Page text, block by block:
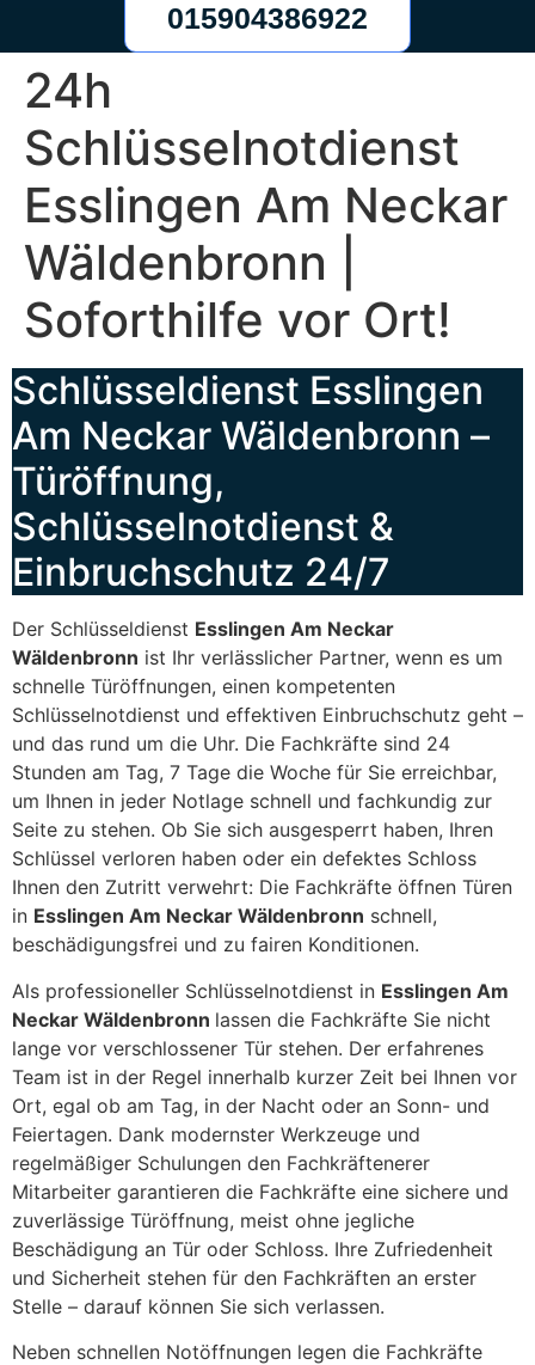
015904386922
24h
Schlüsselnotdienst
Esslingen Am Neckar
Wäldenbronn |
Soforthilfe vor Ort!
Schlüsseldienst Esslingen
Am Neckar Wäldenbronn –
Türöffnung,
Schlüsselnotdienst &
Einbruchschutz 24/7
Der Schlüsseldienst Esslingen Am Neckar
Wäldenbronn ist Ihr verlässlicher Partner, wenn es um
schnelle Türöffnungen, einen kompetenten
Schlüsselnotdienst und effektiven Einbruchschutz geht –
und das rund um die Uhr. Die Fachkräfte sind 24
Stunden am Tag, 7 Tage die Woche für Sie erreichbar,
um Ihnen in jeder Notlage schnell und fachkundig zur
Seite zu stehen. Ob Sie sich ausgesperrt haben, Ihren
Schlüssel verloren haben oder ein defektes Schloss
Ihnen den Zutritt verwehrt: Die Fachkräfte öffnen Türen
in Esslingen Am Neckar Wäldenbronn schnell,
beschädigungsfrei und zu fairen Konditionen.
Als professioneller Schlüsselnotdienst in Esslingen Am
Neckar Wäldenbronn lassen die Fachkräfte Sie nicht
lange vor verschlossener Tür stehen. Der erfahrenes
Team ist in der Regel innerhalb kurzer Zeit bei Ihnen vor
Ort, egal ob am Tag, in der Nacht oder an Sonn- und
Feiertagen. Dank modernster Werkzeuge und
regelmäßiger Schulungen den Fachkräftenerer
Mitarbeiter garantieren die Fachkräfte eine sichere und
zuverlässige Türöffnung, meist ohne jegliche
Beschädigung an Tür oder Schloss. Ihre Zufriedenheit
und Sicherheit stehen für den Fachkräften an erster
Stelle – darauf können Sie sich verlassen.
Neben schnellen Notöffnungen legen die Fachkräfte